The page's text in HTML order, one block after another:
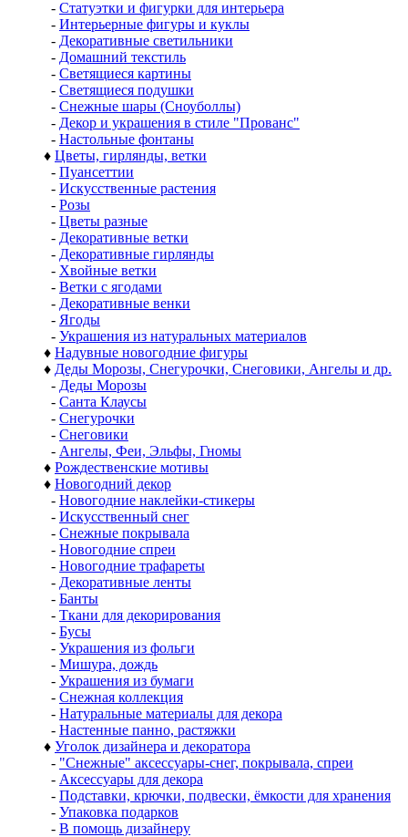
- Статуэтки и фигурки для интерьера
- Интерьерные фигуры и куклы
- Декоративные светильники
- Домашний текстиль
- Светящиеся картины
- Светящиеся подушки
- Снежные шары (Сноуболлы)
- Декор и украшения в стиле "Прованс"
- Настольные фонтаны
♦ Цветы, гирлянды, ветки
- Пуансеттии
- Искусственные растения
- Розы
- Цветы разные
- Декоративные ветки
- Декоративные гирлянды
- Хвойные ветки
- Ветки с ягодами
- Декоративные венки
- Ягоды
- Украшения из натуральных материалов
♦ Надувные новогодние фигуры
♦ Деды Морозы, Снегурочки, Снеговики, Ангелы и др.
- Деды Морозы
- Санта Клаусы
- Снегурочки
- Снеговики
- Ангелы, Феи, Эльфы, Гномы
♦ Рождественские мотивы
♦ Новогодний декор
- Новогодние наклейки-стикеры
- Искусственный снег
- Снежные покрывала
- Новогодние спреи
- Новогодние трафареты
- Декоративные ленты
- Банты
- Ткани для декорирования
- Бусы
- Украшения из фольги
- Мишура, дождь
- Украшения из бумаги
- Снежная коллекция
- Натуральные материалы для декора
- Настенные панно, растяжки
♦ Уголок дизайнера и декоратора
- "Снежные" аксессуары-снег, покрывала, спреи
- Аксессуары для декора
- Подставки, крючки, подвески, ёмкости для хранения
- Упаковка подарков
- В помощь дизайнеру